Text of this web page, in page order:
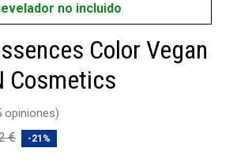
no incluido
Color Vegan
Cosmetics
opiniones)
€ -21%